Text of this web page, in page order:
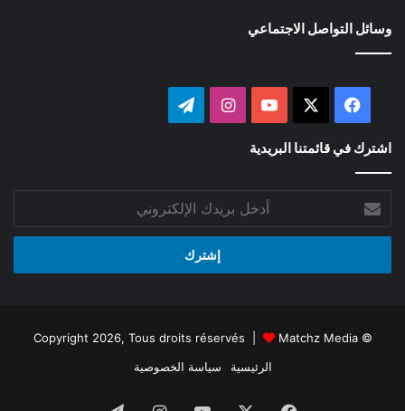
وسائل التواصل الاجتماعي
فيسبوك ‫YouTubeانستقرام
اشترك في قائمتنا البريدية
بريدك
الإلكتروني
© Copyright 2026, Tous droits réservés |
Matchz Media
الرئيسية
سياسة الخصوصية